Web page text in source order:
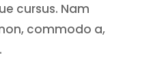
cursus. Nam
commodo a,